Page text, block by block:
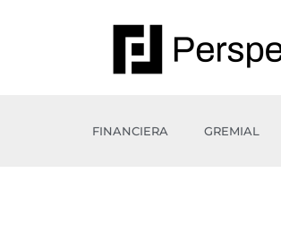
FINANCIERA GREMIAL